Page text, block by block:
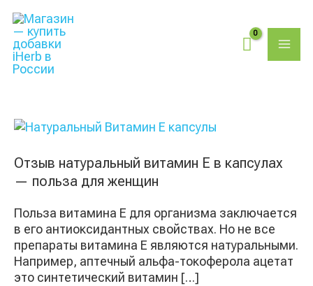
содержимому
Отзыв натуральный витамин Е в капсулах
— польза для женщин
Польза витамина Е для организма заключается
в его антиоксидантных свойствах. Но не все
препараты витамина Е являются натуральными.
Например, аптечный альфа-токоферола ацетат
это синтетический витамин […]
Отзыв
витамин
капсулах
—
польза
для
женщин
товаров